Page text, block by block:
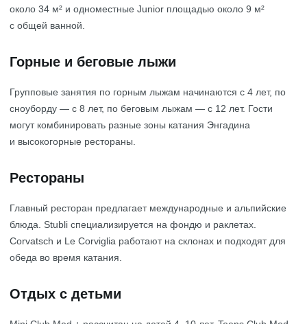
около 34 м² и одноместные Junior площадью около 9 м²
с общей ванной.
Горные и беговые лыжи
Групповые занятия по горным лыжам начинаются с 4 лет, по
сноуборду — с 8 лет, по беговым лыжам — с 12 лет. Гости
могут комбинировать разные зоны катания Энгадина
и высокогорные рестораны.
Рестораны
Главный ресторан предлагает международные и альпийские
блюда. Stubli специализируется на фондю и раклетах.
Corvatsch и Le Corviglia работают на склонах и подходят для
обеда во время катания.
Отдых с детьми